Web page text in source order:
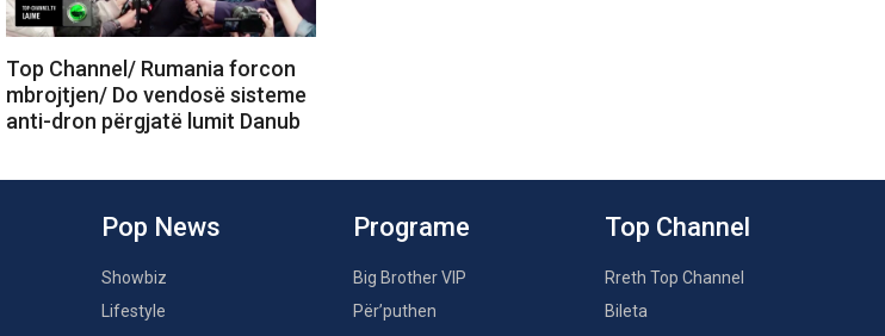
Top Channel/ Rumania forcon
mbrojtjen/ Do vendosë sisteme
anti-dron përgjatë lumit Danub
Pop News
Showbiz
Lifestyle
Programe
Big Brother VIP
Për’puthen
Top Channel
Rreth Top Channel
Bileta